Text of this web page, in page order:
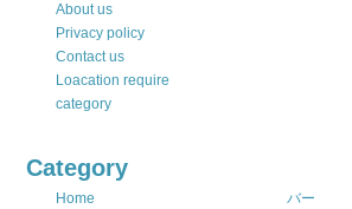
About us
Privacy policy
Contact us
Loacation require
category
Category
Home
バー